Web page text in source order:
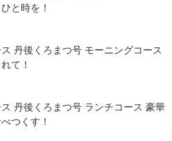
と時を！
丹後くろまつ号 モーニングコース
て！
丹後くろまつ号 ランチコース 豪華
つくす！